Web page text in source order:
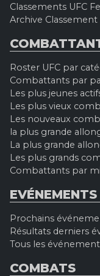
Classements UFC
Archive Classement
Roster UFC par
Combattants par
Les plus jeunes
Les plus vieux
Les nouveaux
la plus grande
La plus grande
Les plus grands
Combattants par
EVÉNEMENTS
Prochains
Résultats derniers
Tous les
COMBATS